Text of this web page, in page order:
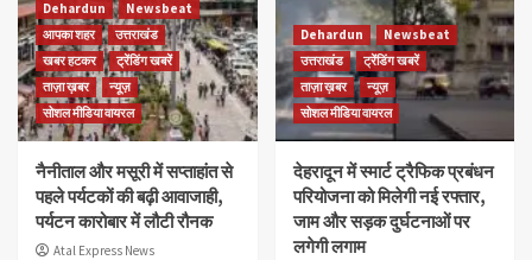
Dehardun
Newsbeat
आपका शहर
उत्तराखंड
खबर हटकर
ट्रेंडिंग खबरें
ताज़ा ख़बर
न्यूज़
सोशल मीडिया वायरल
नैनीताल और मसूरी में सप्ताहांत से
पहले पर्यटकों की बढ़ी आवाजाही,
पर्यटन कारोबार में लौटी रौनक
Atal Express News
Dehardun
Newsbeat
उत्तराखंड
ट्रेंडिंग खबरें
ताज़ा ख़बर
न्यूज़
सोशल मीडिया वायरल
देहरादून में स्मार्ट ट्रैफिक प्रबंधन
परियोजना को मिलेगी नई रफ्तार,
जाम और सड़क दुर्घटनाओं पर
लगेगी लगाम